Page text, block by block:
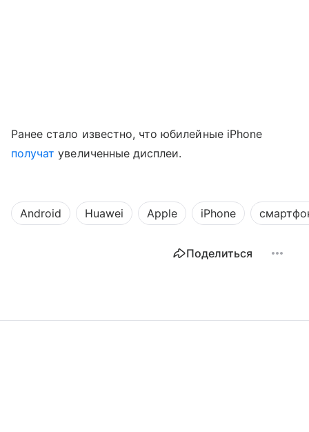
Ранее стало известно, что юбилейные iPhone
получат увеличенные дисплеи.
Android Huawei Apple iPhone
Поделиться